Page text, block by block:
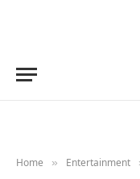
Home » Entertainment